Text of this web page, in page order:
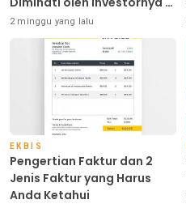
Indonesia
2 minggu yang lalu
EKBIS
Pengertian Faktur dan 2
Jenis Faktur yang Harus
Anda Ketahui